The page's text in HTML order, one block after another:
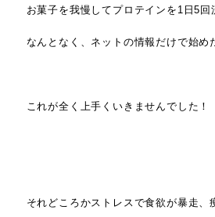
お菓子を我慢してプロテインを1日5回
なんとなく、ネットの情報だけで始め
これが全く上手くいきませんでした！
それどころかストレスで食欲が暴走、